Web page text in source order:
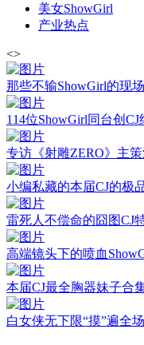
美女ShowGirl
产业热点
<>
那些不输ShowGirl的现
114位ShowGirl同台创CJ
专访《射雕ZERO》主
小编私藏的本届CJ的极
雷死人不偿命的囧图CJ
高端镜头下的喷血
本届CJ最全胸器妹子合
白女侠无下限“摸”遍全场